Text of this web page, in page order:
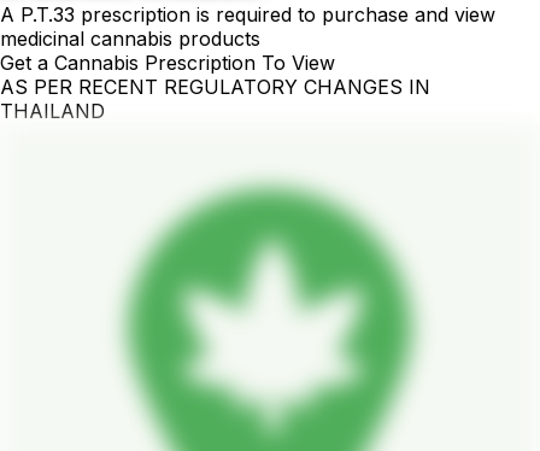
A P.T.33 prescription is required to purchase and view
medicinal cannabis products
Get a Cannabis Prescription To View
AS PER RECENT REGULATORY CHANGES IN
THAILAND